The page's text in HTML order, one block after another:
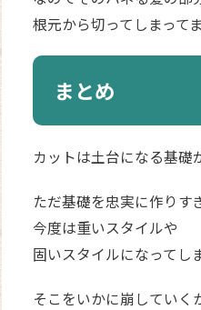
根元から切ってしまって
まとめ
カットは土台になる基礎
ただ基礎を忠実に作りす
今度は重いスタイルや
固いスタイルになってし
そこをいかに崩していく